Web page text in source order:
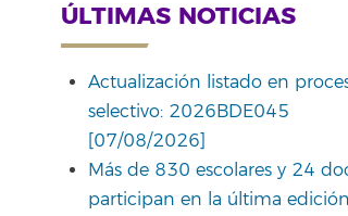
ÚLTIMAS NOTICIAS
Actualización listado en
selectivo: 2026BDE045
[07/08/2026]
Más de 830 escolares y 24
participan en la última